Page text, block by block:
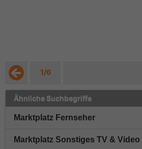
1/6
Ähnliche Suchbegriffe
Marktplatz Fernseher
Marktplatz Sonstiges TV & Video